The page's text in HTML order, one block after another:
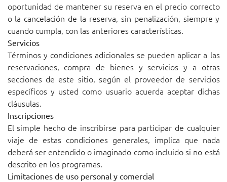
oportunidad de mantener su reserva en el precio correcto
o la cancelación de la reserva, sin penalización, siempre y
cuando cumpla, con las anteriores características.
Servicios
Términos y condiciones adicionales se pueden aplicar a las
reservaciones, compra de bienes y servicios y a otras
secciones de este sitio, según el proveedor de servicios
específicos y usted como usuario acuerda aceptar dichas
cláusulas.
Inscripciones
El simple hecho de inscribirse para participar de cualquier
viaje de estas condiciones generales, implica que nada
deberá ser entendido o imaginado como incluido si no está
descrito en los programas.
Limitaciones de uso personal y comercial